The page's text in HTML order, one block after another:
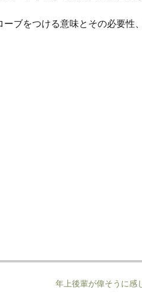
ブをつける意味とその必要性
年上後輩が偉そうに感